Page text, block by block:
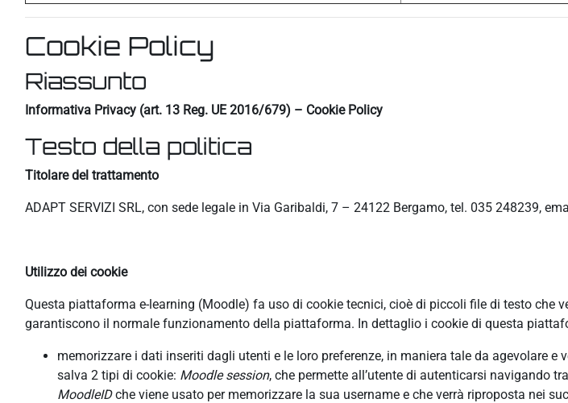
Cookie Policy
Riassunto
Informativa Privacy (art. 13 Reg. UE 2016/679) – Cookie Policy
Testo della politica
Titolare del trattamento
ADAPT SERVIZI SRL, con sede legale in Via Garibaldi, 7 – 24122 Bergamo, tel. 035 248239,
Utilizzo dei cookie
Questa piattaforma e-learning (Moodle) fa uso di cookie tecnici, cioè di piccoli file di testo che
garantiscono il normale funzionamento della piattaforma. In dettaglio i cookie di questa
memorizzare i dati inseriti dagli utenti e le loro preferenze, in maniera tale da agevolare
salva 2 tipi di cookie: Moodle session, che permette all’utente di autenticarsi navigando
MoodleIDche viene usato per memorizzare la sua username e che verrà riproposta nei